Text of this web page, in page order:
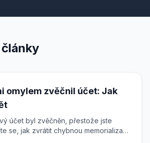
omylem zvěčnil účet: Jak
účet byl zvěčněn, přestože jste
se, jak zvrátit chybnou memorializaci